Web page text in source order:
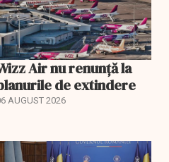
Air nu renunță la
de extindere
AUGUST 2026